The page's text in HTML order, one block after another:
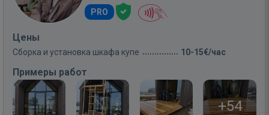
PRO
Цены
Сборка и установка шкафа купе 10-15€/час
Примеры работ
+54